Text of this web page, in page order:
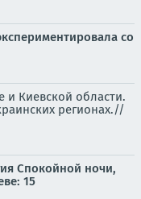
со
и Киевской области.
регионах.//
Спокойной ночи,
15